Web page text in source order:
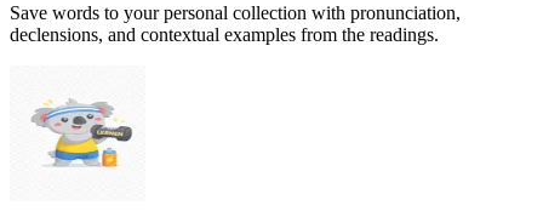
Save words to your personal collection with pronunciation,
declensions, and contextual examples from the readings.